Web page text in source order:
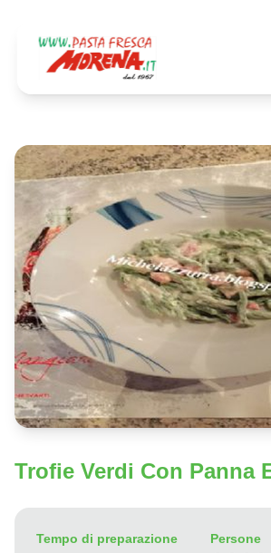
Trofie Verdi Con Panna
Tempo di preparazione Persone